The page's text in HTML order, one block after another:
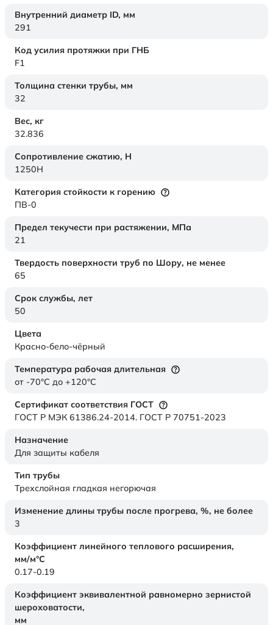
Внутренний диаметр ID, мм
291
Код усилия протяжки при ГНБ
F1
Толщина стенки трубы, мм
32
Вес, кг
32.836
Сопротивление сжатию, Н
1250H
Категория стойкости к горению
ПВ-0
Предел текучести при растяжении, МПа
21
Твердость поверхности труб по Шору, не менее
65
Срок службы, лет
50
Цвета
Красно-бело-чёрный
Температура рабочая длительная
от -70°C до +120°C
Сертификат соответствия ГОСТ
ГОСТ Р МЭК 61386.24-2014. ГОСТ Р 70751-2023
Назначение
Для защиты кабеля
Тип трубы
Трехслойная гладкая негорючая
Изменение длины трубы после прогрева, %, не более
3
Коэффициент линейного теплового расширения,
мм/м°С
0.17-0.19
Коэффициент эквивалентной равномерно зернистой
шероховатости,
мм